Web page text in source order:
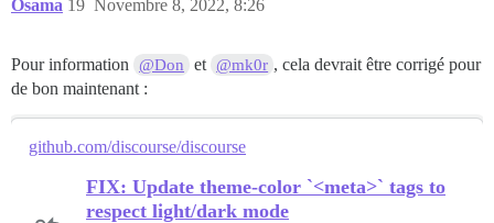
Osama Novembre 8, 2022, 8:26
19
Pour information @Don et @mk0r , cela devrait être corrigé pour
de bon maintenant :
github.com/discourse/discourse
FIX: Update theme-color `<meta>` tags to
respect light/dark mode